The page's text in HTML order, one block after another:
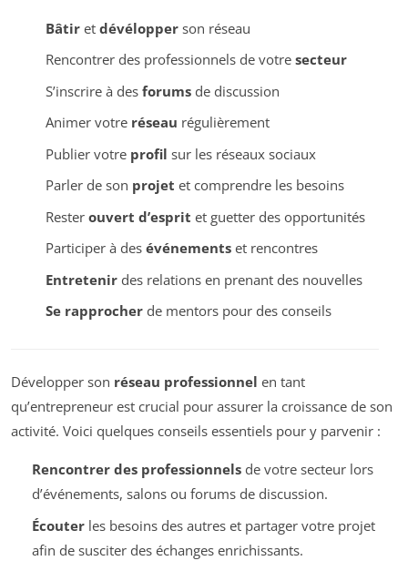
Bâtiret dévélopperson réseau
Rencontrer des professionnels de votre secteur
S’inscrire à des forumsde discussion
Animer votre réseau régulièrement
Publier votre profil sur les réseaux sociaux
Parler de son projet et comprendre les besoins
Rester ouvert d’esprit et guetter des opportunités
Participer à des événementset rencontres
Entretenirdes relations en prenant des nouvelles
Se rapprocherde mentors pour des conseils
Développer son réseau professionnel en tant
qu’entrepreneur est crucial pour assurer la croissance de son
activité. Voici quelques conseils essentiels pour y parvenir :
Rencontrer des professionnelsde votre secteur lors
d’événements, salons ou forums de discussion.
Écouterles besoins des autres et partager votre projet
afin de susciter des échanges enrichissants.